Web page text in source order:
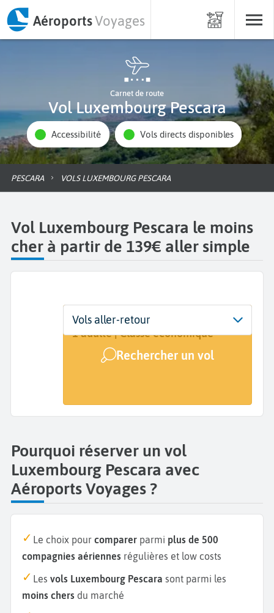
AéroportsVoyages
Carnet de route
Vol Luxembourg Pescara
Accessibilité Vols directs disponibles
PESCARA VOLS LUXEMBOURG PESCARA
Vol Luxembourg Pescara le moins
cher à partir de 139€ aller simple
Départ
Luxembourg (LUX)
Dates
Dates de votre voyage
Voyageurs | Classe
1 adulte | Classe économique
Rechercher un vol
Vols aller-retour
Pourquoi réserver un vol
Luxembourg Pescara avec
Aéroports Voyages ?
Le choix pour comparer parmi plus de 500
compagnies aériennes régulières et low costs
Les vols Luxembourg Pescara sont parmi les
moins chers du marché